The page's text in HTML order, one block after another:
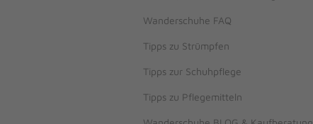
Wanderschuhe FAQ
Tipps zu Strümpfen
Tipps zur Schuhpflege
Tipps zu Pflegemitteln